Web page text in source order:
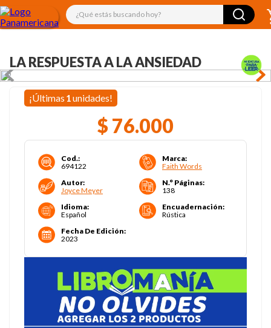
¿Qué estás buscando hoy?
LA RESPUESTA A LA ANSIEDAD
¡Últimas 1unidades!
$ 76.000
Cod.:
694122
Marca:
Faith Words
Autor:
Joyce Meyer
N.° Páginas:
138
Idioma:
Español
Encuadernación:
Rústica
Fecha De Edición:
2023